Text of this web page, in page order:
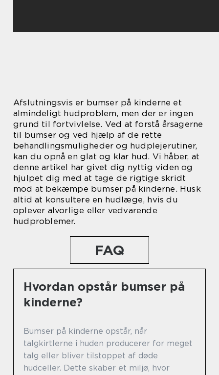
Afslutningsvis er bumser på kinderne et
almindeligt hudproblem, men der er ingen
grund til fortvivlelse. Ved at forstå årsagerne
til bumser og ved hjælp af de rette
behandlingsmuligheder og hudplejerutiner,
kan du opnå en glat og klar hud. Vi håber, at
denne artikel har givet dig nyttig viden og
hjulpet dig med at tage de rigtige skridt
mod at bekæmpe bumser på kinderne. Husk
altid at konsultere en hudlæge, hvis du
oplever alvorlige eller vedvarende
hudproblemer.
FAQ
Hvordan opstår bumser på
kinderne?
Bumser på kinderne opstår, når
talgkirtlerne i huden producerer for meget
talg eller bliver tilstoppet af døde
hudceller. Dette skaber et miljø, hvor